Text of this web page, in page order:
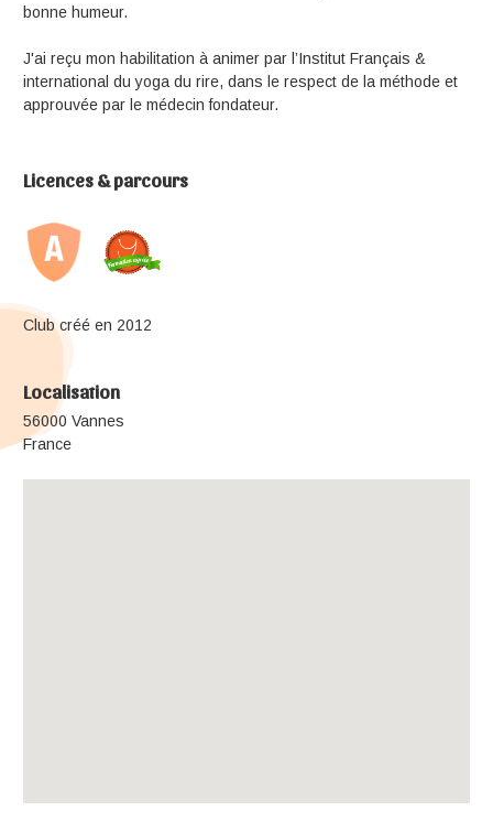
bonne humeur.
J'ai reçu mon habilitation à animer par l’Institut Français &
international du yoga du rire, dans le respect de la méthode et
approuvée par le médecin fondateur.
Licences & parcours
Club créé en 2012
Localisation
56000 Vannes
France